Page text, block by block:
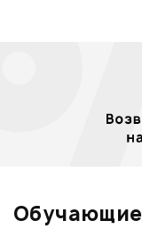
Обучающие